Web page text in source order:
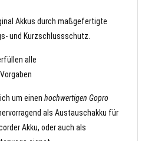
Akkus durch maßgefertigte
und Kurzschlussschutz.
alle
um einen hochwertigen Gopro
als Austauschakku für
Akku, oder auch als